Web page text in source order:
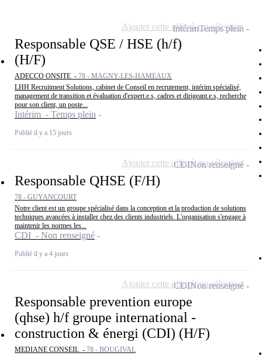
Responsable QSE / HSE (h/f)
(H/F)
ADECCO ONSITE - 78 - MAGNY-LES-HAMEAUX
LHH Recruitment Solutions, cabinet de Conseil en recrutement, intérim spécialisé,
management de transition et évaluation d'expert.e.s, cadres et dirigeant.e.s, recherche
pour son client, un poste...
Intérim - Temps plein
Publié il y a 15 jours
IntérimTemps plein
Ajouter cette offre à ma sélection
Responsable QHSE (F/H)
78 - GUYANCOURT
Notre client est un groupe spécialisé dans la conception et la production de solutions
techniques avancées à installer chez des clients industriels. L'organisation s'engage à
maintenir les normes les...
CDI - Non renseigné
Publié il y a 4 jours
CDINon renseigné
Ajouter cette offre à ma sélection
Responsable prevention europe
(qhse) h/f groupe international -
construction & énergi (CDI) (H/F)
MEDIANE CONSEIL - 78 - BOUGIVAL
CDINon renseigné
Ajouter cette offre à ma sélection